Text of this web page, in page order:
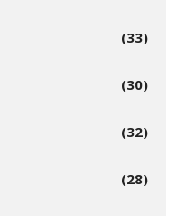
(33)
(30)
(32)
(28)